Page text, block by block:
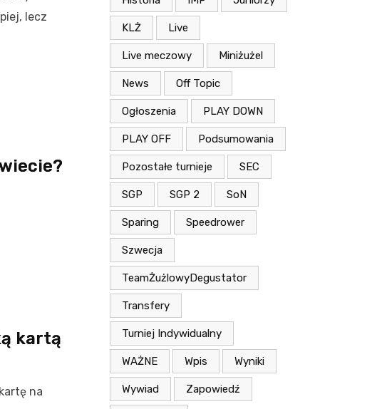
lecz
kartą
na
KLŻ Live
Live meczowy Miniżużel
News Off Topic
Ogłoszenia PLAY DOWN
PLAY OFF Podsumowania
Pozostałe turnieje SEC
SGP SGP 2 SoN
Sparing Speedrower
Szwecja
TeamŻużlowyDegustator
Transfery
Turniej Indywidualny
WAŻNE Wpis Wyniki
Wywiad Zapowiedź